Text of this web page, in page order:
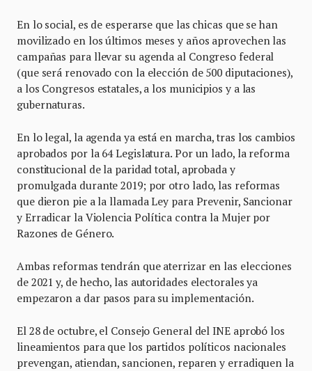
En lo social, es de esperarse que las chicas que se han
movilizado en los últimos meses y años aprovechen las
campañas para llevar su agenda al Congreso federal
(que será renovado con la elección de 500 diputaciones),
a los Congresos estatales, a los municipios y a las
gubernaturas.
En lo legal, la agenda ya está en marcha, tras los cambios
aprobados por la 64 Legislatura. Por un lado, la reforma
constitucional de la paridad total, aprobada y
promulgada durante 2019; por otro lado, las reformas
que dieron pie a la llamada Ley para Prevenir, Sancionar
y Erradicar la Violencia Política contra la Mujer por
Razones de Género.
Ambas reformas tendrán que aterrizar en las elecciones
de 2021 y, de hecho, las autoridades electorales ya
empezaron a dar pasos para su implementación.
El 28 de octubre, el Consejo General del INE aprobó los
lineamientos para que los partidos políticos nacionales
prevengan, atiendan, sancionen, reparen y erradiquen la